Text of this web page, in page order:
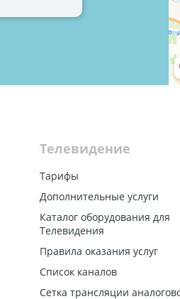
Телевидение
Тарифы
Дополнительные услуги
Каталог оборудования для
Телевидения
Правила оказания услуг
Список каналов
Сетка трансляции